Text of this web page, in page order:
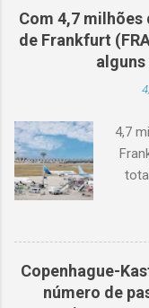
surge
seu
toda
Com 4,7
de Frankfurt
alguns
4,7
um
Copenhague-
número de